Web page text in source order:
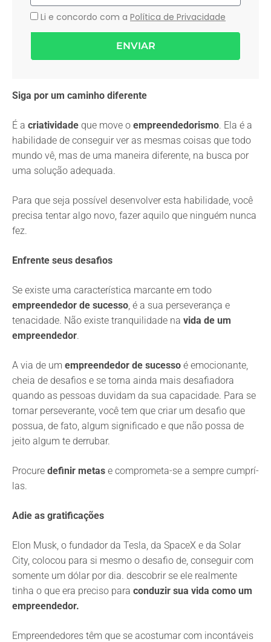
Li e concordo com a Política de Privacidade
ENVIAR
Siga por um caminho diferente
É a criatividade que move o empreendedorismo. Ela é a
habilidade de conseguir ver as mesmas coisas que todo
mundo vê, mas de uma maneira diferente, na busca por
uma solução adequada.
Para que seja possível desenvolver esta habilidade, você
precisa tentar algo novo, fazer aquilo que ninguém nunca
fez.
Enfrente seus desafios
Se existe uma característica marcante em todo
empreendedor de sucesso, é a sua perseverança e
tenacidade. Não existe tranquilidade na vida de um
empreendedor.
A via de um empreendedor de sucesso é emocionante,
cheia de desafios e se torna ainda mais desafiadora
quando as pessoas duvidam da sua capacidade. Para se
tornar perseverante, você tem que criar um desafio que
possua, de fato, algum significado e que não possa de
jeito algum te derrubar.
Procure definir metas e comprometa-se a sempre cumprí-
las.
Adie as gratificações
Elon Musk, o fundador da Tesla, da SpaceX e da Solar
City, colocou para si mesmo o desafio de, conseguir com
somente um dólar por dia. descobrir se ele realmente
tinha o que era preciso para conduzir sua vida como um
empreendedor.
Empreendedores têm que se acostumar com incontáveis